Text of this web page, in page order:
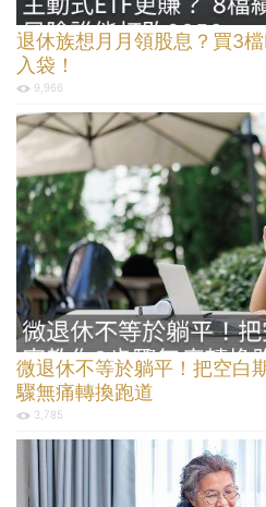
退休族想月月領股息？買3
入袋！
9,966
微退休不等於躺平！把空白
驟無痛轉換跑道
3,785